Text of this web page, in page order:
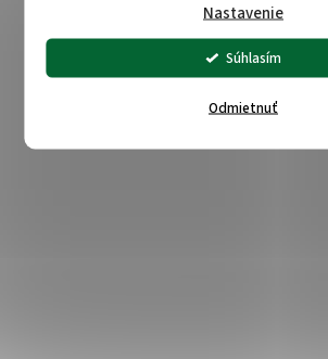
Nastavenie
Odmietnuť
Súhlasím